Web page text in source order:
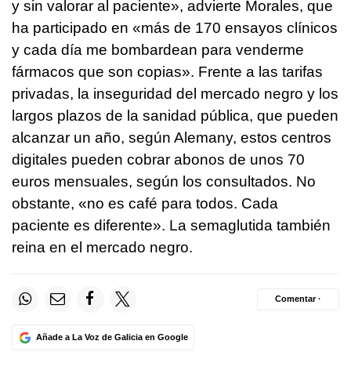
y sin valorar al paciente», advierte Morales, que
ha participado en «más de 170 ensayos clínicos
y cada día me bombardean para venderme
fármacos que son copias». Frente a las tarifas
privadas, la inseguridad del mercado negro y los
largos plazos de la sanidad pública, que pueden
alcanzar un año, según Alemany, estos centros
digitales pueden cobrar abonos de unos 70
euros mensuales, según los consultados. No
obstante, «no es café para todos. Cada
paciente es diferente». La semaglutida también
reina en el mercado negro.
Añade a La Voz de Galicia en Google
Comentar ·